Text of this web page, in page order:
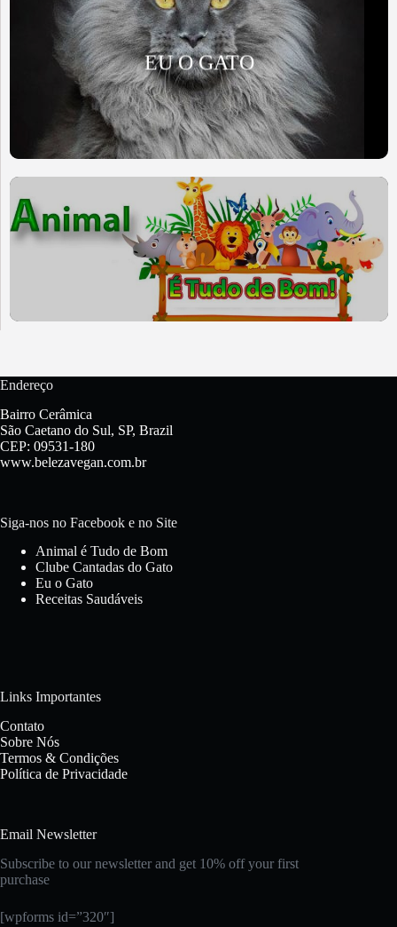
EU O GATO
Endereço
Bairro Cerâmica
São Caetano do Sul, SP, Brazil
CEP: 09531-180
www.belezavegan.com.br
Siga-nos no Facebook e no Site
Animal é Tudo de Bom
Clube Cantadas do Gato
Eu o Gato
Receitas Saudáveis
Links Importantes
Contato
Sobre Nós
Termos & Condições
Política de Privacidade
Email Newsletter
Subscribe to our newsletter and get 10% off your first
purchase
[wpforms id=”320″]